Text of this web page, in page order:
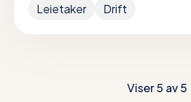
Leietaker
Drift
Viser5 av5